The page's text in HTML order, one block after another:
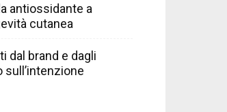
antiossidante a
cutanea
dal brand e dagli
sull’intenzione